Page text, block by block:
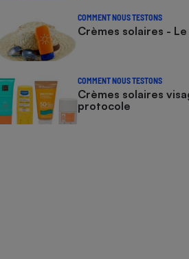
COMMENT NOUS TESTONS
Crèmes solaires -
COMMENT NOUS TESTONS
Crèmes solaires
protocole